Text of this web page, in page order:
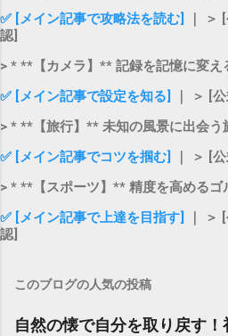
✅ [メイン記事で攻略法を読む]
｜
認]
> * **【カメラ】** 記録を記憶に変え
✅ [メイン記事で設定を知る]
｜ ＞ [
> * **【旅行】** 未知の風景に出会う
✅ [メイン記事でコツを掴む]
｜ ＞ [
> * **【スポーツ】** 精度を高めるゴ
✅ [メイン記事で上達を目指す]
｜
認]
このブログの人気の投稿
自然の懐で自分を取り戻す！